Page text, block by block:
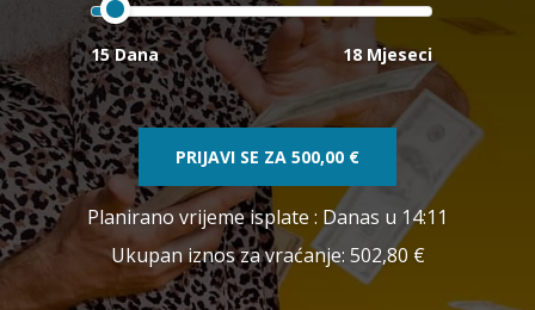
15 Dana 18 Mjeseci
PRIJAVI SE ZA 500,00 €
Planirano vrijeme isplate : Danas u 14:11
Ukupan iznos za vraćanje: 502,80 €